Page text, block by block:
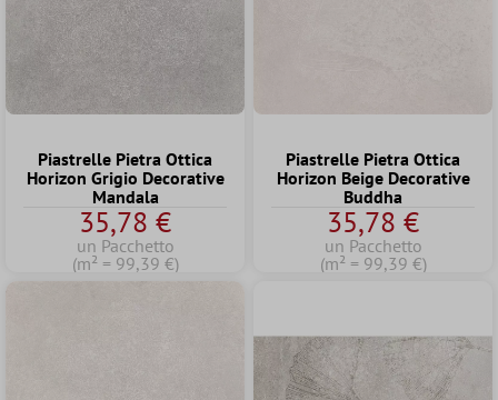
Piastrelle Pietra Ottica
Horizon Grigio Decorative
Mandala
35,78 €
un Pacchetto
(m² = 99,39 €)
Piastrelle Pietra Ottica
Horizon Beige Decorative
Buddha
35,78 €
un Pacchetto
(m² = 99,39 €)